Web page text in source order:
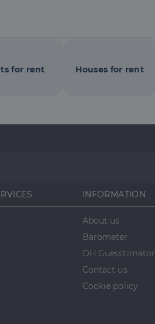
for rent Houses for rent
INFORMATION
About us
Barometer
DH Guesstimator
Contact us
Cookie policy
hogy a
amelyet a